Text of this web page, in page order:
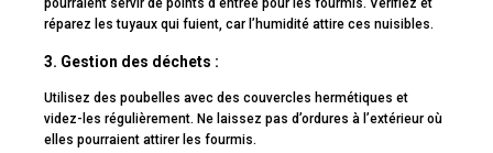
pourraient servir de points d’entrée pour les fourmis. Vérifiez et
réparez les tuyaux qui fuient, car l’humidité attire ces nuisibles.
3. Gestion des déchets :
Utilisez des poubelles avec des couvercles hermétiques et
videz-les régulièrement. Ne laissez pas d’ordures à l’extérieur où
elles pourraient attirer les fourmis.